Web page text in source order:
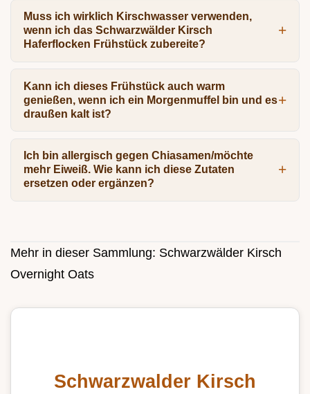
Muss ich wirklich Kirschwasser verwenden,
wenn ich das Schwarzwälder Kirsch
Haferflocken Frühstück zubereite?
Kann ich dieses Frühstück auch warm
genießen, wenn ich ein Morgenmuffel bin und es
draußen kalt ist?
Ich bin allergisch gegen Chiasamen/möchte
mehr Eiweiß. Wie kann ich diese Zutaten
ersetzen oder ergänzen?
Mehr in dieser Sammlung: Schwarzwälder Kirsch
Overnight Oats
Schwarzwalder Kirsch